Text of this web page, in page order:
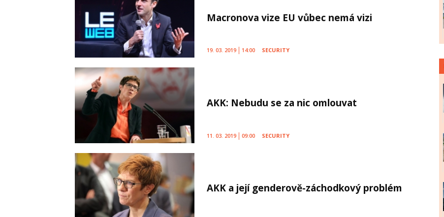
Macronova vize EU vůbec nemá vizi
19. 03. 2019 14:00 SECURITY
AKK: Nebudu se za nic omlouvat
11. 03. 2019 09:00 SECURITY
AKK a její genderově-záchodkový problém